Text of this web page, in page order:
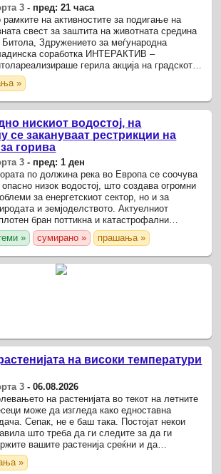
3 - пред: 21 часа
рамките на активностите за подигање на
свест за заштита на животната средина
Битола, Здружението за меѓународна
соработка ИНТЕРАКТИВ –
герила акција на градското
со поставување на паметна канта за
што зборува.
»
нискиот водостој, на
се закануваат рестрикции на
горива
3 - пред: 1 ден
по должина река во Европа се соочува
опасно низок водостој, што создава огромни
за енергетскиот сектор, но и за
и земјoделството. Актуелниот
бран поттикна и катастрофални
пожари во Шпанија, Франција, Грција и
земји.
» сумирано » прашања »
на високи температури
3 -06.08.2026
на растенијата во текот на летните
може да изгледа како едноставна
Сепак, не е баш така. Постојат некои
што треба да ги следите за да ги
вашите растенија среќни и да
дури и кога температурите се
»